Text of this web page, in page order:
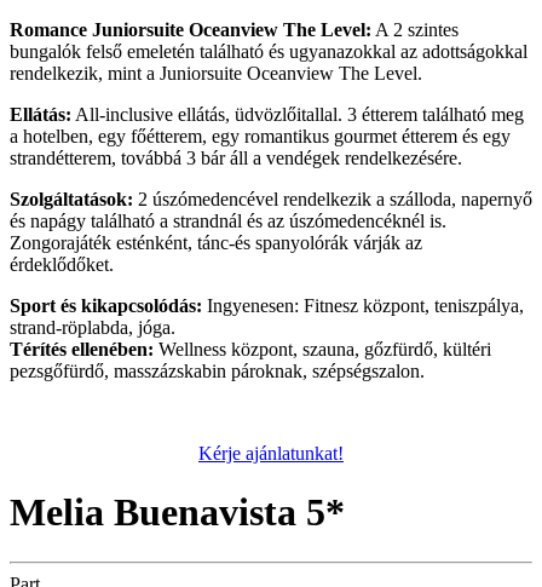
Romance Juniorsuite Oceanview The Level: A 2 szintes
bungalók felső emeletén található és ugyanazokkal az adottságokkal
rendelkezik, mint a Juniorsuite Oceanview The Level.
Ellátás: All-inclusive ellátás, üdvözlőitallal. 3 étterem található meg
a hotelben, egy főétterem, egy romantikus gourmet étterem és egy
strandétterem, továbbá 3 bár áll a vendégek rendelkezésére.
Szolgáltatások: 2 úszómedencével rendelkezik a szálloda, napernyő
és napágy található a strandnál és az úszómedencéknél is.
Zongorajáték esténként, tánc-és spanyolórák várják az
érdeklődőket.
Sport és kikapcsolódás: Ingyenesen: Fitnesz központ, teniszpálya,
strand-röplabda, jóga.
Térítés ellenében: Wellness központ, szauna, gőzfürdő, kültéri
pezsgőfürdő, masszázskabin pároknak, szépségszalon.
Kérje ajánlatunkat!
Melia Buenavista 5*